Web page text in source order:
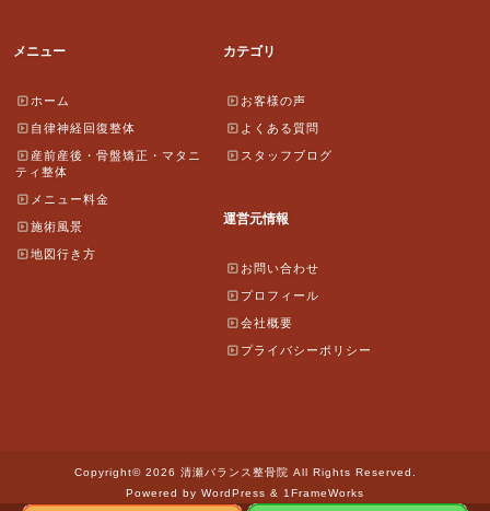
メニュー
ホーム
自律神経回復整体
産前産後・骨盤矯正・マタニ
ティ整体
メニュー料金
施術風景
地図行き方
カテゴリ
お客様の声
よくある質問
スタッフブログ
運営元情報
お問い合わせ
プロフィール
会社概要
プライバシーポリシー
Copyright© 2026 清瀬バランス整骨院 All Rights Reserved.
Powered by WordPress & 1FrameWorks